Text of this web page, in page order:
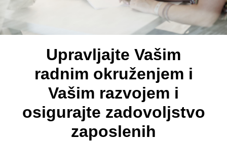
Upravljajte Vašim
radnim okruženjem i
Vašim razvojem i
osigurajte zadovoljstvo
zaposlenih